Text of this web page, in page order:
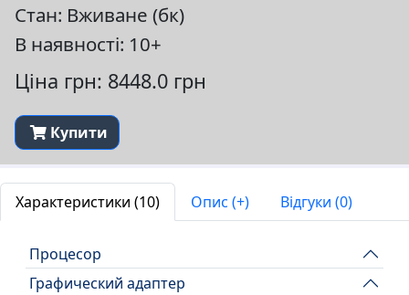
Стан: Вживане (бк)
В наявності: 10+
Ціна грн: 8448.0 грн
Купити
Характеристики (10) Опис (+) Відгуки (0)
Процесор
Графический адаптер